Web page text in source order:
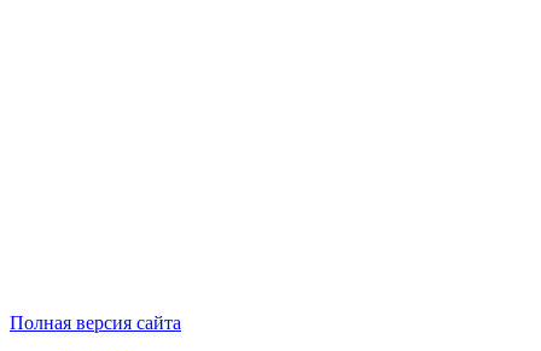
Полная версия сайта